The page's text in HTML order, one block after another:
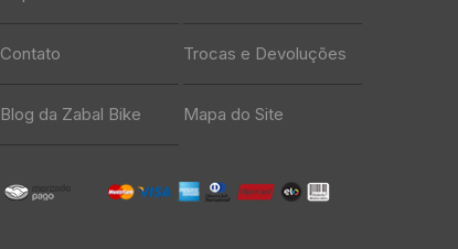
Contato Trocas e Devoluções
Blog da Zabal Bike Mapa do Site